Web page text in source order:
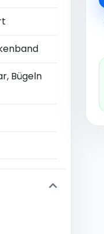
Bügeln